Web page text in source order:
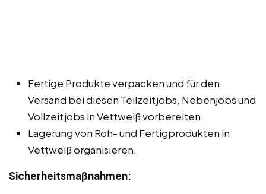
Fertige Produkte verpacken und für den
Versand bei diesen Teilzeitjobs, Nebenjobs und
Vollzeitjobs in Vettweiß vorbereiten.
Lagerung von Roh- und Fertigprodukten in
Vettweiß organisieren.
Sicherheitsmaßnahmen: